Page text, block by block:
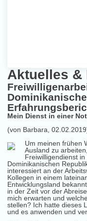
Aktuelles &
Mein Dienst in einer
(von Barbara,
Um meinen frühen
Ausland zu
Freiwilligendienst
Dominikanischen
interessiert an der
Kollegen in einem
Entwicklungsland
in der Zeit vor der
mich erwarten und
stellen? Ich hatte dieses
und es anwenden und